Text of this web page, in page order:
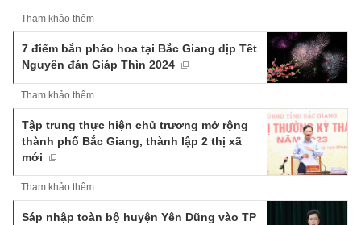
Tham khảo thêm
7 điểm bắn pháo hoa tại Bắc Giang dịp Tết
Nguyên đán Giáp Thìn 2024
Tham khảo thêm
Tập trung thực hiện chủ trương mở rộng
thành phố Bắc Giang, thành lập 2 thị xã
mới
Tham khảo thêm
Sáp nhập toàn bộ huyện Yên Dũng vào TP